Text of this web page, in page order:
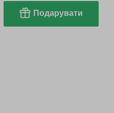
Подарувати